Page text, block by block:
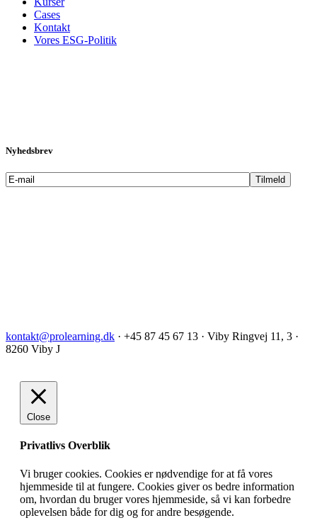
Cases
Kontakt
Vores ESG-Politik
Nyhedsbrev
kontakt@prolearning.dk · +45 87 45 67 13 · Viby Ringvej 11, 3 ·
8260 Viby J
Close
Privatlivs Overblik
Vi bruger cookies. Cookies er nødvendige for at få vores
hjemmeside til at fungere. Cookies giver os bedre information
om, hvordan du bruger vores hjemmeside, så vi kan forbedre
oplevelsen både for dig og for andre besøgende.